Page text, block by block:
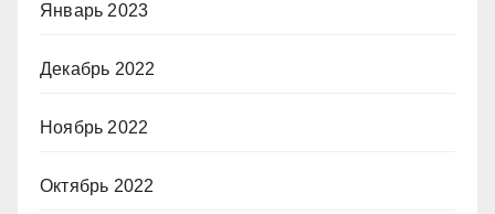
Январь 2023
Декабрь 2022
Ноябрь 2022
Октябрь 2022